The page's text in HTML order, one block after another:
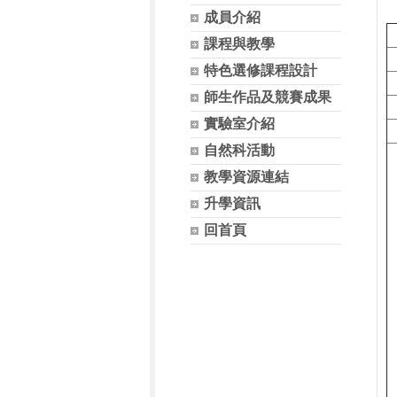
成員介紹
課程與教學
特色選修課程設計
師生作品及競賽成果
實驗室介紹
自然科活動
教學資源連結
升學資訊
回首頁